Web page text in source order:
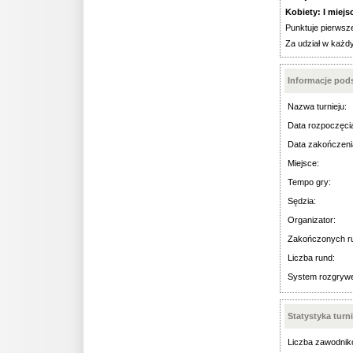
Kobiety: I
Punktuje
Za udział w
Informacje
Nazwa turnieju:
Data
Data
Miejsce:
Tempo gry:
Sędzia:
Organizator:
Zakończonych
Liczba rund:
System
Statystyka
Liczba